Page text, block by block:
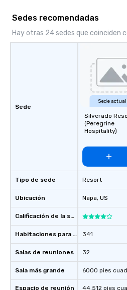
Sedes recomendadas
Hay otras 24 sedes que coinciden
Sede
Tipo de sede
Ubicación
Calificación de la sede
Habitaciones para huéspedes
Salas de reuniones
Sala más grande
Espacio de reunión
Sede actual
Silverado
(Peregrine
Hospitality)
Resort
Napa, US
341
32
6000 pies
44.512 pies